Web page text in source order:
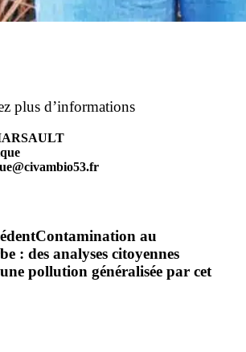
plus d’informations
Contamination au
: des analyses citoyennes
pollution généralisée par cet